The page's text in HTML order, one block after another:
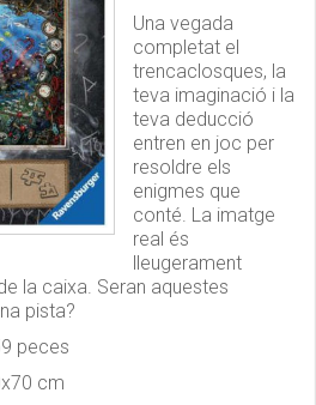
Una vegada
completat el
trencaclosques, la
teva imaginació i la
teva deducció
entren en joc per
resoldre els
enigmes que
conté. La imatge
real és
lleugerament
la caixa. Seran aquestes
pista?
cm